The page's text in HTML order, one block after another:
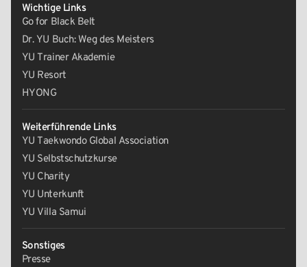
Wichtige Links
Go for Black Belt
Dr. YU Buch: Weg des Meisters
YU Trainer Akademie
YU Resort
HYONG
Weiterführende Links
YU Taekwondo Global Association
YU Selbstschutzkurse
YU Charity
YU Unterkunft
YU Villa Samui
Sonstiges
Presse